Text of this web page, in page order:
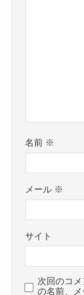
名前 ※
メール ※
サイト
次回のコ
の名前、メ